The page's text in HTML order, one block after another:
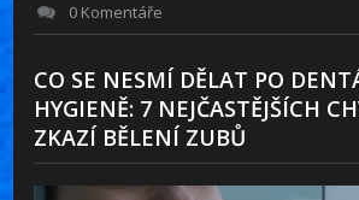
0 Komentáře
CO SE NESMÍ DĚLAT PO
HYGIENĚ: 7 NEJČASTĚJŠÍCH
ZKAZÍ BĚLENÍ ZUBŮ